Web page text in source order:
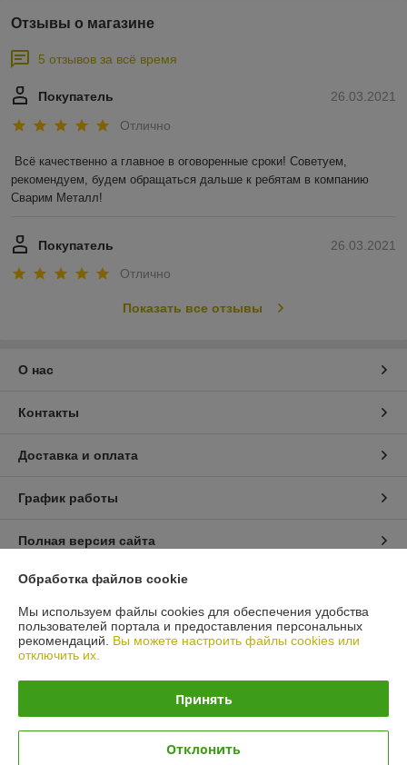
Отзывы о магазине
5 отзывов за всё время
26.03.2021
Покупатель
Отлично
Всё качественно а главное в оговоренные сроки! Советуем,
рекомендуем, будем обращаться дальше к ребятам в компанию
Сварим Металл!
26.03.2021
Покупатель
Отлично
Показать все отзывы
О нас
Контакты
Доставка и оплата
График работы
Полная версия сайта
Политика обработки cookies
Сайт создан на платформе Deal.by
Информация для покупателя
Обработка файлов cookie
Мы используем файлы cookies для обеспечения удобства
пользователей портала и предоставления персональных
рекомендаций. Вы можете настроить файлы cookies или
отключить их.
Принять
Отклонить